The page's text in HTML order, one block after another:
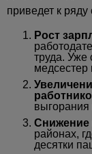
приведет к
Рост
труда. Уже
медсестер
выгорания
Снижение
районах,
десятки